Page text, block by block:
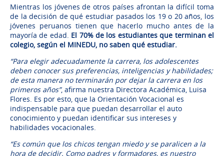
Mientras los jóvenes de otros países afrontan la difícil toma
de la decisión de qué estudiar pasados los 19 o 20 años, los
jóvenes peruanos tienen que hacerlo mucho antes de la
mayoría de edad. El 70% de los estudiantes que terminan el
colegio, según el MINEDU, no saben qué estudiar.
“Para elegir adecuadamente la carrera, los adolescentes
deben conocer sus preferencias, inteligencias y habilidades;
de esta manera no terminarán por dejar la carrera en los
primeros años”, afirma nuestra Directora Académica, Luisa
Flores. Es por esto, que la Orientación Vocacional es
indispensable para que puedan desarrollar el auto
conocimiento y puedan identificar sus intereses y
habilidades vocacionales.
“Es común que los chicos tengan miedo y se paralicen a la
hora de decidir. Como padres y formadores, es nuestro